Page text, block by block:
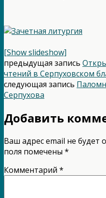
[Show slideshow]
предыдущая запись
чтений в Серпуховском
следующая запись
Серпухова
Добавить
Ваш адрес email не будет
поля помечены *
Комментарий *